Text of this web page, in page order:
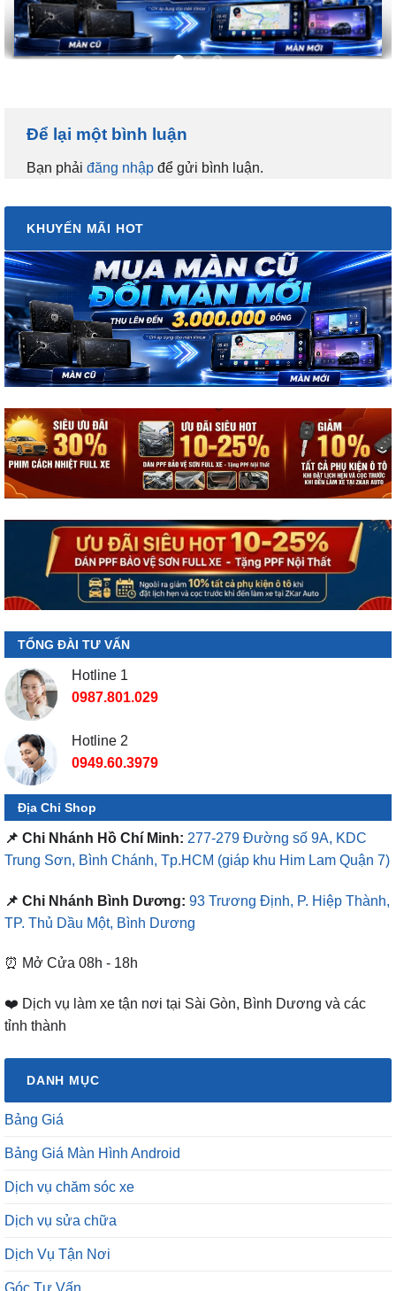
Để lại một bình luận
Bạn phải đăng nhập để gửi bình luận.
KHUYẾN MÃI HOT
TỔNG ĐÀI TƯ VẤN
Hotline 1
0987.801.029
Hotline 2
0949.60.3979
Địa Chỉ Shop
📌 Chi Nhánh Hồ Chí Minh: 277-279 Đường số 9A, KDC
Trung Sơn, Bình Chánh, Tp.HCM (giáp khu Him Lam Quận 7)
📌 Chi Nhánh Bình Dương: 93 Trương Định, P. Hiệp Thành,
TP. Thủ Dầu Một, Bình Dương
⏰ Mở Cửa 08h - 18h
❤️ Dịch vụ làm xe tận nơi tại Sài Gòn, Bình Dương và các
tỉnh thành
DANH MỤC
Bảng Giá
Bảng Giá Màn Hình Android
Dịch vụ chăm sóc xe
Dịch vụ sửa chữa
Dịch Vụ Tận Nơi